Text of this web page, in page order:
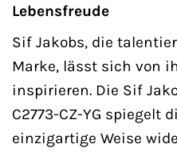
Lebensfreude
Sif Jakobs, die
Marke, lässt sich von
inspirieren. Die Sif
C2773-CZ-YG spiegelt
einzigartige Weise